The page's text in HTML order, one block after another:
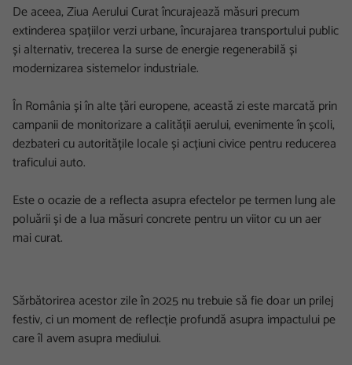
De aceea, Ziua Aerului Curat încurajează măsuri precum
extinderea spațiilor verzi urbane, încurajarea transportului public
și alternativ, trecerea la surse de energie regenerabilă și
modernizarea sistemelor industriale.
În România și în alte țări europene, această zi este marcată prin
campanii de monitorizare a calității aerului, evenimente în școli,
dezbateri cu autoritățile locale și acțiuni civice pentru reducerea
traficului auto.
Este o ocazie de a reflecta asupra efectelor pe termen lung ale
poluării și de a lua măsuri concrete pentru un viitor cu un aer
mai curat.
Sărbătorirea acestor zile în 2025 nu trebuie să fie doar un prilej
festiv, ci un moment de reflecție profundă asupra impactului pe
care îl avem asupra mediului.